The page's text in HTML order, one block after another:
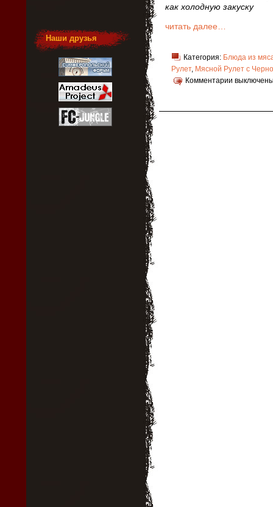
как холодную закуску
читать далее…
Категория: Блюда из
Рулет, Мясной Рулет с
Комментарии
Наши друзья